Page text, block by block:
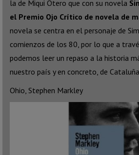
la de Miqui Otero que con su novela
el Premio Ojo Crítico de novela de
novela se centra en el personaje de
comienzos de los 80, por lo que a
podemos leer un repaso a la historia
nuestro país y en concreto, de
Ohio, Stephen Markley